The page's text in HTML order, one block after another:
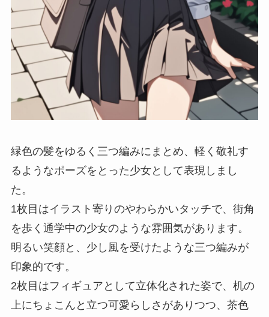
緑色の髪をゆるく三つ編みにまとめ、軽く敬礼す
るようなポーズをとった少女として表現しまし
た。
1枚目はイラスト寄りのやわらかいタッチで、街角
を歩く通学中の少女のような雰囲気があります。
明るい笑顔と、少し風を受けたような三つ編みが
印象的です。
2枚目はフィギュアとして立体化された姿で、机の
上にちょこんと立つ可愛らしさがありつつ、茶色